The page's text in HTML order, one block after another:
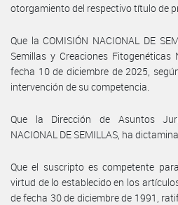
otorgamiento del respectivo título de
Que la COMISIÓN NACIONAL DE
Semillas y Creaciones
fecha 10 de diciembre de 2025,
intervención de su competencia.
Que la Dirección de Asuntos
NACIONAL DE SEMILLAS, ha
Que el suscripto es competente
virtud de lo establecido en los
de fecha 30 de diciembre de 1991,